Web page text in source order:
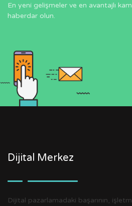
En yeni gelişmeler ve en avantajlı
haberdar olun.
Dijital Merkez
Dijital pazarlamadaki başarının,